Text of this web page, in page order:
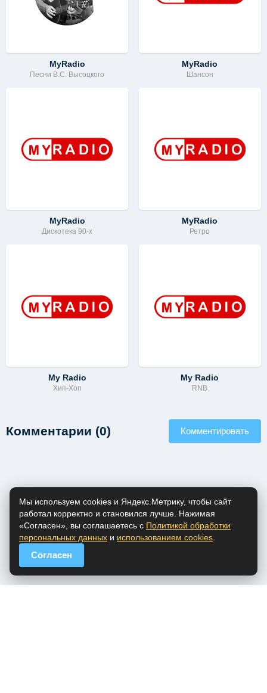
MyRadio
Песни В.С. Высоцкого
MyRadio
Шансон
MyRadio
Дискотека 90-х
MyRadio
Ретро
My Radio
Хип-Хоп
My Radio
RNB
Комментарии (0) Комментировать
Мы используем cookies и Яндекс.Метрику, чтобы сайт
работал корректно и становился лучше. Нажимая
«Согласен», вы соглашаетесь с Политикой обработки
персональных данных и использованием cookies
Согласен